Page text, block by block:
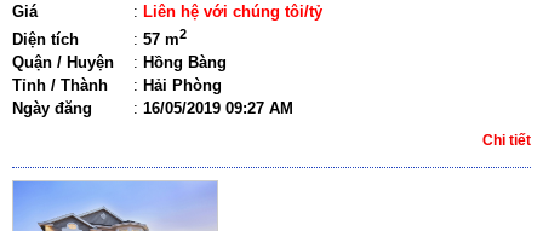
Giá
: Liên hệ với chúng tôi/tỷ
Diện tích
: 57 m2
Quận / Huyện : Hồng Bàng
Tỉnh / Thành
: Hải Phòng
Ngày đăng
: 16/05/2019 09:27 AM
Chi tiết